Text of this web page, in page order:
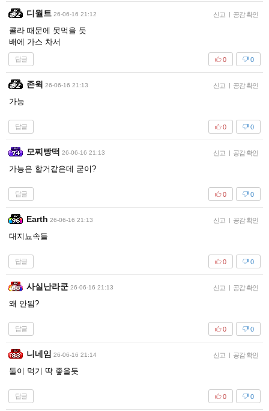
디월트 26-06-16 21:12 신고 | 공감 확인
콜라 때문에 못먹을 듯
배에 가스 차서
답글 0
0
존윅 26-06-16 21:13 신고 | 공감 확인
가능
답글 0
0
모찌빵떡 26-06-16 21:13 신고 | 공감 확인
가능은 할거같은데 굳이?
답글 0
0
Earth 26-06-16 21:13 신고 | 공감 확인
대지뇨속들
답글 0
0
사실난라쿤 26-06-16 21:13 신고 | 공감 확인
왜 안됨?
답글 0
0
니네임 26-06-16 21:14 신고 | 공감 확인
둘이 먹기 딱 좋을듯
답글 0
0